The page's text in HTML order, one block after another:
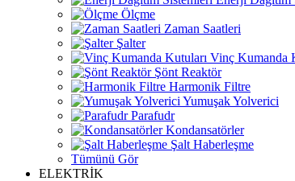
Ölçme
Zaman Saatleri
Şalter
Vinç Kumanda
Şönt Reaktör
Harmonik Filtre
Yumuşak Yolverici
Parafudr
Kondansatörler
Şalt Haberleşme
Tümünü Gör
ELEKTRİK